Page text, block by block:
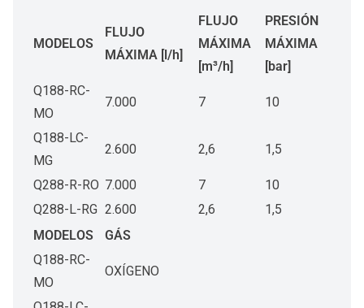
MODELOS
FLUJO
MÁXIMA [l/h]
FLUJO
MÁXIMA
[m³/h]
PRESIÓN
MÁXIMA
[bar]
Q188-RC-
MO
7.000 7 10
Q188-LC-
MG
2.600 2,6 1,5
Q288-R-RO 7.000 7
10
Q288-L-RG 2.600 2,6
1,5
MODELOS
GÁS
Q188-RC-
MO
OXÍGENO